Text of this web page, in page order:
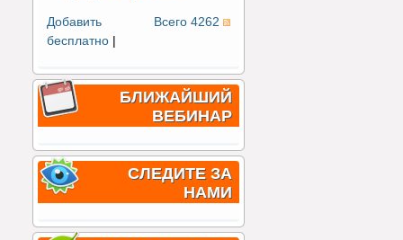
Всего 4262
Добавить
бесплатно
БЛИЖАЙШИЙ
ВЕБИНАР
СЛЕДИТЕ ЗА
НАМИ